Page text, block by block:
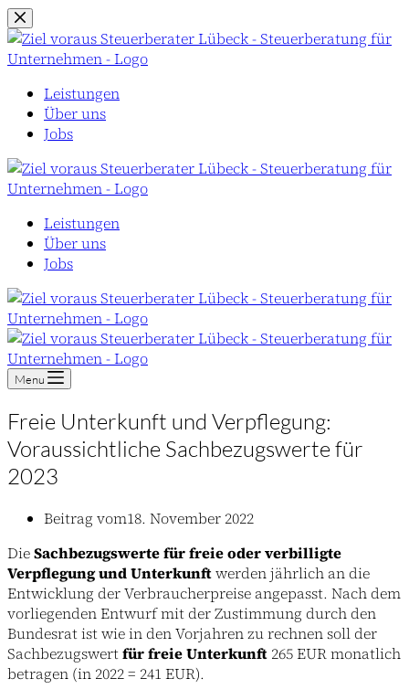
Zum
Inhalt
springen
Leistungen
Über uns
Jobs
Leistungen
Über uns
Jobs
Menu
Freie Unterkunft und Verpflegung:
Voraussichtliche Sachbezugswerte für
2023
Beitrag vom18. November 2022
DieSachbezugswerte für freie oder verbilligte
Verpflegung und Unterkunftwerden jährlich an die
Entwicklung der Verbraucherpreise angepasst. Nach dem
vorliegenden Entwurf mit der Zustimmung durch den
Bundesrat ist wie in den Vorjahren zu rechnen soll der
Sachbezugswertfür freie Unterkunft 265 EUR monatlich
betragen (in 2022 = 241 EUR).